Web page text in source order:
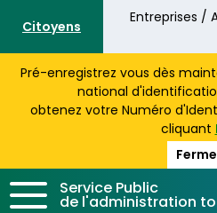
Aller au contenu principal
Citoyens
Entreprises /
Pré-enregistrez vous dès
national
obtenez votre Numéro
cliquant
Service Public
de l'administration